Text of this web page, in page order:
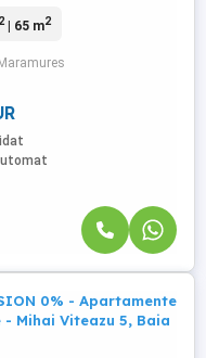
ideală pentru o familie
suprafață utilă de 65 mp,
compartimentat
...
2| 65 m2
0% - Apartamente
- Mihai Viteazu 5, Baia